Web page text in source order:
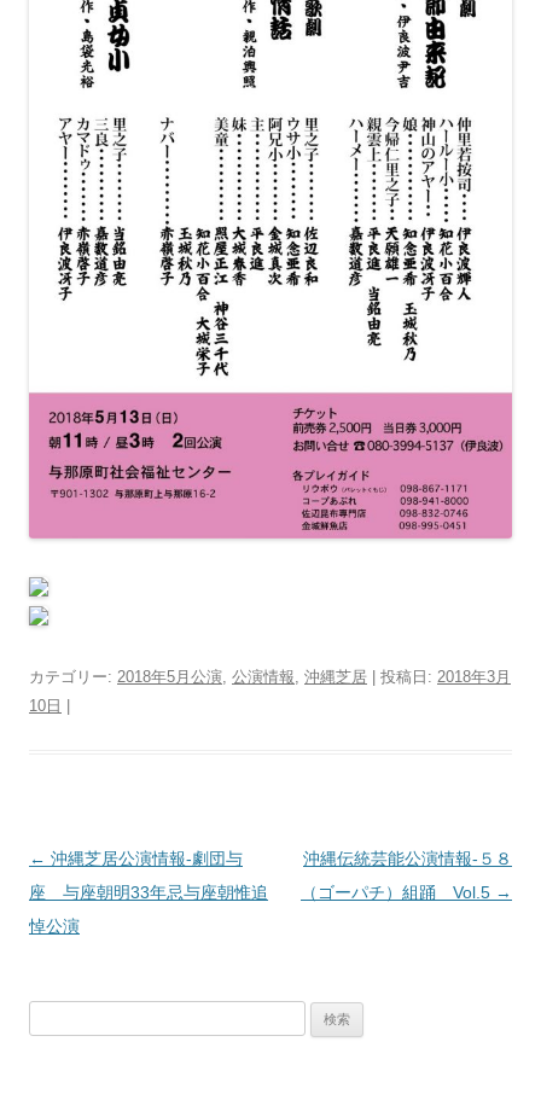
カテゴリー: 2018年5月公演 公演情報 沖縄芝居 | 投稿日: 2018年3月
10日 |
投
稿
ナ
← 沖縄芝居公演情報‐劇団与
座 与座朝明33年忌与座朝惟追
悼公演
沖縄伝統芸能公演情報‐５８
（ゴーパチ）組踊 Vol.5 →
索: